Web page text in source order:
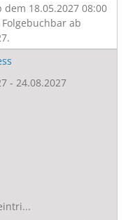
dem 18.05.2027 08:00
ab
- 24.08.2027